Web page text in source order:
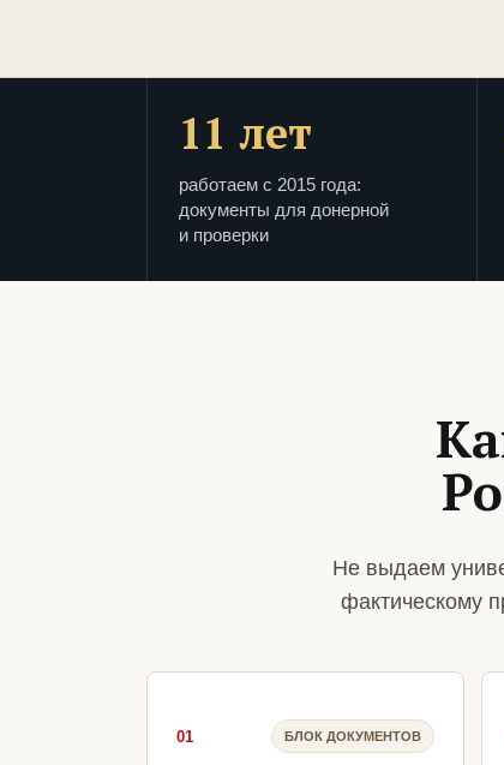
11 лет
работаем с 2015 года:
документы для донерной
и проверки
Не выдаем
фактическому
01 БЛОК ДОКУМЕНТОВ